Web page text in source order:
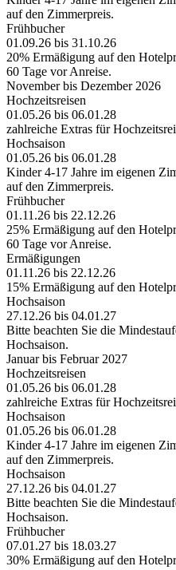
auf den Zimmerpreis.
Frühbucher
01.09.26 bis 31.10.26
20% Ermäßigung auf den
60 Tage vor Anreise.
November bis Dezember 2026
Hochzeitsreisen
01.05.26 bis 06.01.28
zahlreiche Extras für
Hochsaison
01.05.26 bis 06.01.28
Kinder 4-17 Jahre im eigenen
auf den Zimmerpreis.
Frühbucher
01.11.26 bis 22.12.26
25% Ermäßigung auf den
60 Tage vor Anreise.
Ermäßigungen
01.11.26 bis 22.12.26
15% Ermäßigung auf den
Hochsaison
27.12.26 bis 04.01.27
Bitte beachten Sie die
Hochsaison.
Januar bis Februar 2027
Hochzeitsreisen
01.05.26 bis 06.01.28
zahlreiche Extras für
Hochsaison
01.05.26 bis 06.01.28
Kinder 4-17 Jahre im eigenen
auf den Zimmerpreis.
Hochsaison
27.12.26 bis 04.01.27
Bitte beachten Sie die
Hochsaison.
Frühbucher
07.01.27 bis 18.03.27
30% Ermäßigung auf den